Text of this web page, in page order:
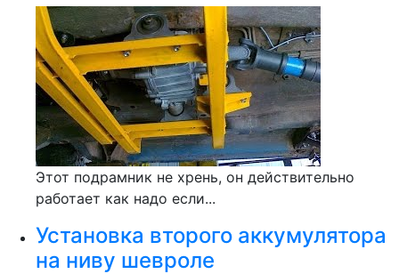
Этот подрамник не хрень, он действительно
работает как надо если...
Установка второго аккумулятора
на ниву шевроле